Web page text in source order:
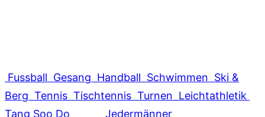
Fussball Gesang Handball Schwimmen Ski &
Berg Tennis Tischtennis Turnen Leichtathletik
Tang Soo Do
Jedermänner